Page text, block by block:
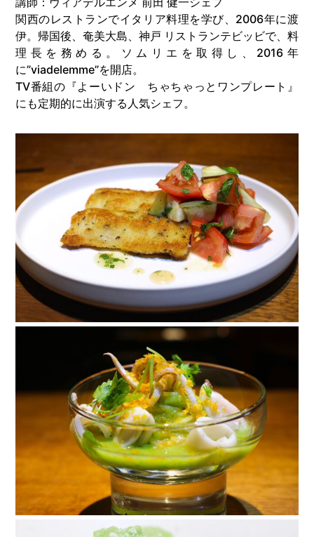
関西のレストランでイタリア料理を学び、2006年に渡
伊。帰国後、奄美大島、神戸 リストランテビッビで、料
理長を務める。ソムリエを取得し、2016年
に”viadelemme”を開店。
TV番組の『よーいドン ちゃちゃっとワンプレート』
にも定期的に出演する人気シェフ。